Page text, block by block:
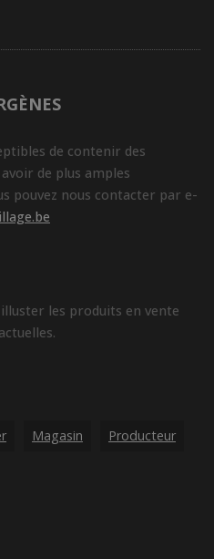
de contenir des
de plus amples
pouvez nous contacter par e-
les produits en vente
Magasin Producteur